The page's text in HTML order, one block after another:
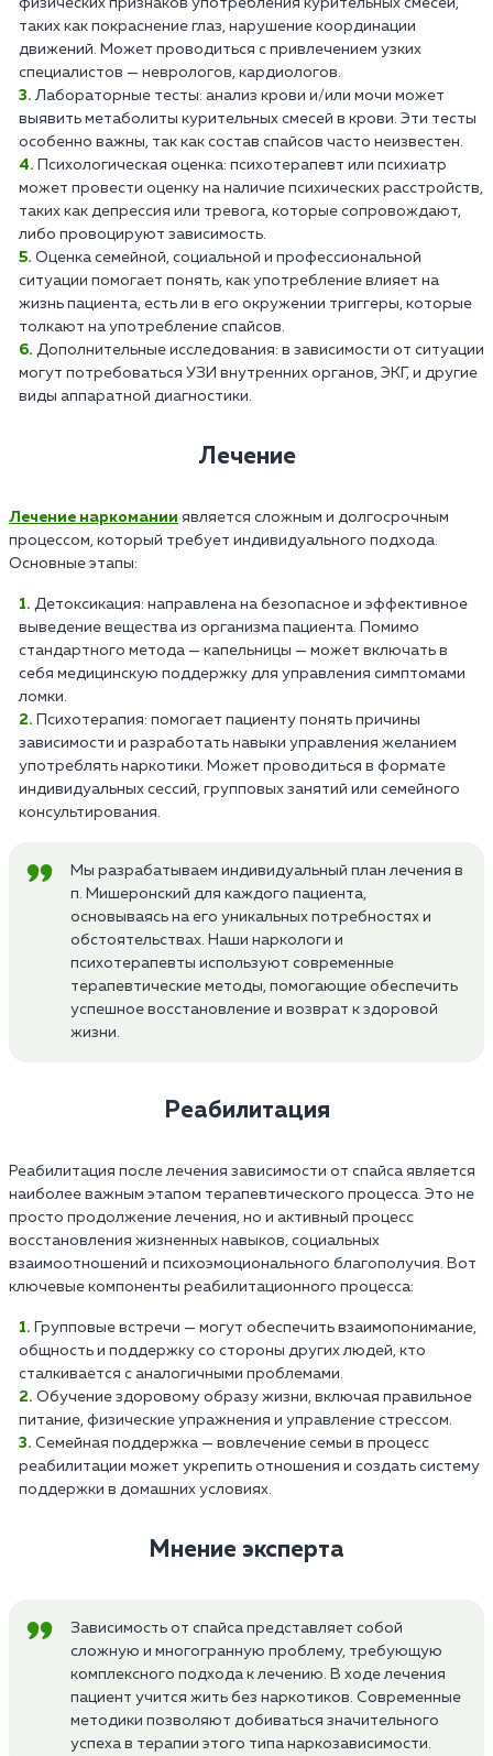
таких как покраснение глаз, нарушение координации
движений. Может проводиться с привлечением узких
специалистов — неврологов, кардиологов.
Лабораторные тесты: анализ крови и/или мочи может
выявить метаболиты курительных смесей в крови. Эти тесты
особенно важны, так как состав спайсов часто неизвестен.
Психологическая оценка: психотерапевт или психиатр
может провести оценку на наличие психических расстройств,
таких как депрессия или тревога, которые сопровождают,
либо провоцируют зависимость.
Оценка семейной, социальной и профессиональной
ситуации помогает понять, как употребление влияет на
жизнь пациента, есть ли в его окружении триггеры, которые
толкают на употребление спайсов.
Дополнительные исследования: в зависимости от ситуации
могут потребоваться УЗИ внутренних органов, ЭКГ, и другие
виды аппаратной диагностики.
Лечение
Лечение наркомании является сложным и долгосрочным
процессом, который требует индивидуального подхода.
Основные этапы:
Детоксикация: направлена на безопасное и эффективное
выведение вещества из организма пациента. Помимо
стандартного метода — капельницы — может включать в
себя медицинскую поддержку для управления симптомами
ломки.
Психотерапия: помогает пациенту понять причины
зависимости и разработать навыки управления желанием
употреблять наркотики. Может проводиться в формате
индивидуальных сессий, групповых занятий или семейного
консультирования.
Мы разрабатываем индивидуальный план лечения в
п. Мишеронский для каждого пациента,
основываясь на его уникальных потребностях и
обстоятельствах. Наши наркологи и
психотерапевты используют современные
терапевтические методы, помогающие обеспечить
успешное восстановление и возврат к здоровой
жизни.
Реабилитация
Реабилитация после лечения зависимости от спайса является
наиболее важным этапом терапевтического процесса. Это не
просто продолжение лечения, но и активный процесс
восстановления жизненных навыков, социальных
взаимоотношений и психоэмоционального благополучия. Вот
ключевые компоненты реабилитационного процесса:
Групповые встречи — могут обеспечить взаимопонимание,
общность и поддержку со стороны других людей, кто
сталкивается с аналогичными проблемами.
Обучение здоровому образу жизни, включая правильное
питание, физические упражнения и управление стрессом.
Семейная поддержка — вовлечение семьи в процесс
реабилитации может укрепить отношения и создать систему
поддержки в домашних условиях.
Мнение эксперта
Зависимость от спайса представляет собой
сложную и многогранную проблему, требующую
комплексного подхода к лечению. В ходе лечения
пациент учится жить без наркотиков. Современные
методики позволяют добиваться значительного
успеха в терапии этого типа наркозависимости.